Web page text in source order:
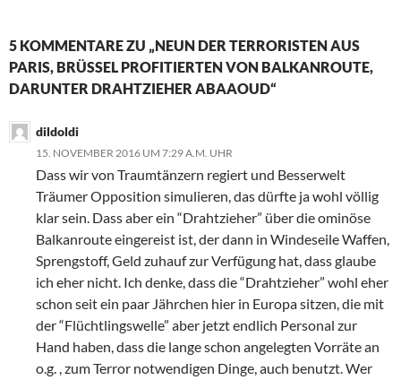
5 KOMMENTARE ZU „NEUN DER TERRORISTEN AUS
PARIS, BRÜSSEL PROFITIERTEN VON BALKANROUTE,
DARUNTER DRAHTZIEHER ABAAOUD“
dildoldi
15. NOVEMBER 2016 UM 7:29 A.M. UHR
Dass wir von Traumtänzern regiert und Besserwelt
Träumer Opposition simulieren, das dürfte ja wohl völlig
klar sein. Dass aber ein “Drahtzieher” über die ominöse
Balkanroute eingereist ist, der dann in Windeseile Waffen,
Sprengstoff, Geld zuhauf zur Verfügung hat, dass glaube
ich eher nicht. Ich denke, dass die “Drahtzieher” wohl eher
schon seit ein paar Jährchen hier in Europa sitzen, die mit
der “Flüchtlingswelle” aber jetzt endlich Personal zur
Hand haben, dass die lange schon angelegten Vorräte an
o.g. , zum Terror notwendigen Dinge, auch benutzt. Wer